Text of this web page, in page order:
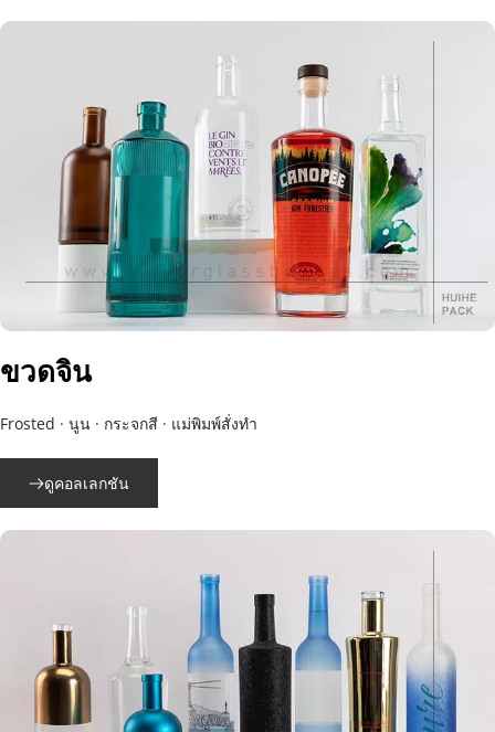
ขวดจิน
Frosted · นูน · กระจกสี · แม่พิมพ์สั่งทำ
ดูคอลเลกชัน